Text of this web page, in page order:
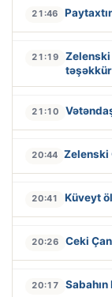
21:46
21:19
Zelenski
21:10
20:44 Zelenski
20:41 Küveyt
20:26 Ceki
20:17